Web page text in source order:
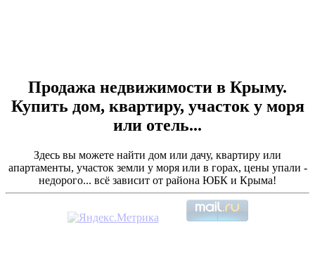
Продажа недвижимости в Крыму.
Купить дом, квартиру, участок у моря
или отель...
Здесь вы можете найти дом или дачу, квартиру или
апартаменты, участок земли у моря или в горах, цены упали -
недорого... всё зависит от района ЮБК и Крыма!